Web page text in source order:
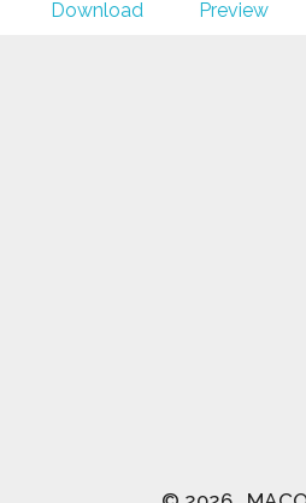
Download
Preview